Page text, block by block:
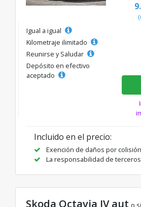
Igual a igual
Kilometraje ilimitado
Reunirse y Saludar
Depósito en efectivo
aceptado
Incluido en el precio:
Exención de daños por colisión
La responsabilidad de
Skoda Octavia IV aut o